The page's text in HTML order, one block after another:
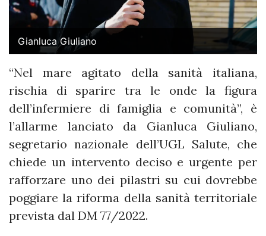
Gianluca Giuliano
“Nel mare agitato della sanità italiana,
rischia di sparire tra le onde la figura
dell’infermiere di famiglia e comunità”, è
l’allarme lanciato da Gianluca Giuliano,
segretario nazionale dell’UGL Salute, che
chiede un intervento deciso e urgente per
rafforzare uno dei pilastri su cui dovrebbe
poggiare la riforma della sanità territoriale
prevista dal DM 77/2022.